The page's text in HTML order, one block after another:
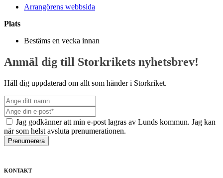
Arrangörens webbsida
Plats
Bestäms en vecka innan
Anmäl dig till Storkrikets nyhetsbrev!
Håll dig uppdaterad om allt som händer i Storkriket.
Jag godkänner att min e-post lagras av Lunds kommun. Jag kan
när som helst avsluta prenumerationen.
Prenumerera
KONTAKT